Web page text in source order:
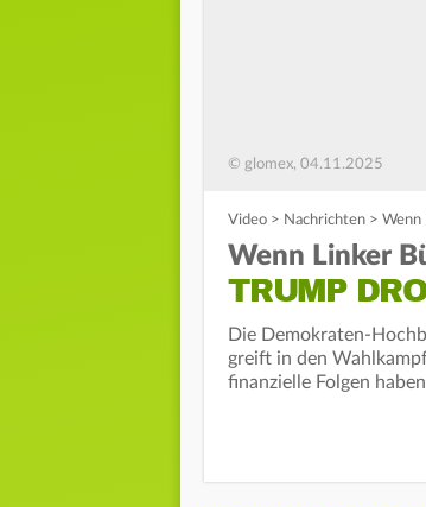
© glomex, 04.11.2025
Video > Nachrichten > Wenn
Wenn Linker
TRUMP
Die Demokraten-
greift in den
finanzielle Folgen haben